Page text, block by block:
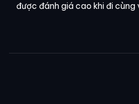
được đánh giá cao khi đi cùng